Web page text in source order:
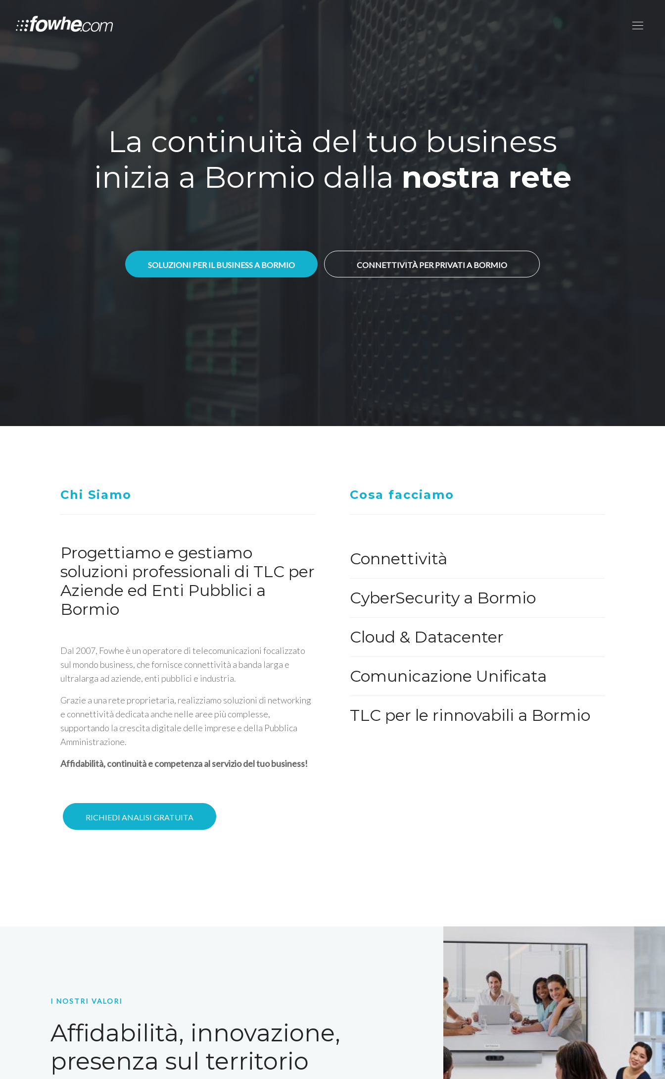
La continuità del tuo business
inizia a Bormio dallanostra rete
SOLUZIONI PER IL BUSINESS A BORMIO CONNETTIVITÀ PER PRIVATI A BORMIO
Chi Siamo
Progettiamo e gestiamo
soluzioni professionali di TLC per
Aziende ed Enti Pubblici a
Bormio
Dal 2007, Fowhe è un operatore di telecomunicazioni focalizzato
sul mondo business, che fornisce connettività a banda larga e
ultralarga ad aziende, enti pubblici e industria.
Grazie a una rete proprietaria, realizziamo soluzioni di networking
e connettività dedicata anche nelle aree più complesse,
supportando la crescita digitale delle imprese e della Pubblica
Amministrazione.
Affidabilità, continuità e competenza al servizio del tuo business!
RICHIEDI ANALISI GRATUITA
Cosa facciamo
Connettività
CyberSecurity a Bormio
Cloud & Datacenter
Comunicazione Unificata
TLC per le rinnovabili a Bormio
I NOSTRI VALORI
Affidabilità, innovazione,
presenza sul territorio